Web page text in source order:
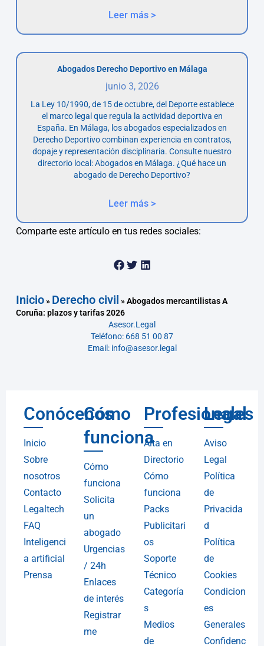
Leer más >
Abogados Derecho Deportivo en Málaga
junio 3, 2026
La Ley 10/1990, de 15 de octubre, del Deporte establece
el marco legal que regula la actividad deportiva en
España. En Málaga, los abogados especializados en
Derecho Deportivo combinan experiencia en contratos,
dopaje y representación disciplinaria. Consulte nuestro
directorio local: Abogados en Málaga. ¿Qué hace un
abogado de Derecho Deportivo?
Leer más >
Comparte este artículo en tus redes sociales:
Inicio» Derecho civil »Abogados mercantilistas A
Coruña: plazos y tarifas 2026
Asesor.Legal
Teléfono: 668 51 00 87
Email: info@asesor.legal
Conócenos
Inicio
Sobre
nosotros
Contacto
Legaltech
FAQ
Inteligenci
a artificial
Prensa
Cómo
funciona
Cómo
funciona
Solicita
un
abogado
Urgencias
/ 24h
Enlaces
de interés
Registrar
me
Profesionales
Alta en
Directorio
Cómo
funciona
Packs
Publicitari
os
Soporte
Técnico
Categoría
s
Medios
de
Legal
Aviso
Legal
Política
de
Privacida
d
Política
de
Cookies
Condicion
es
Generales
Confidenc